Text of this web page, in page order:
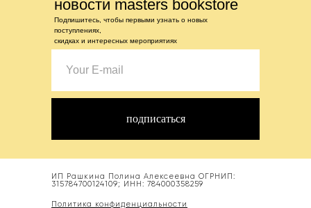
новости masters bookstore
Подпишитесь, чтобы первыми узнать о новых
поступлениях,
скидках и интересных мероприятиях
подписаться
ИП Рашкина Полина Алексеевна ОГРНИП:
315784700124109; ИНН: 784000358259
Политика конфиденциальности